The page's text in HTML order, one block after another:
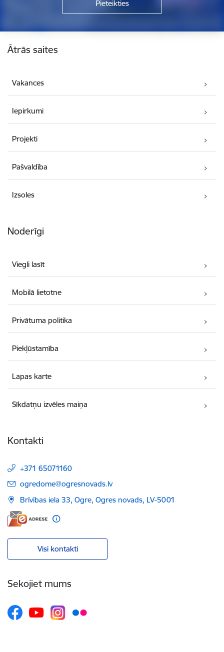
Ātrās saites
Vakances
Iepirkumi
Projekti
Pašvaldība
Izsoles
Noderīgi
Viegli lasīt
Mobilā lietotne
Privātuma politika
Piekļūstamība
Lapas karte
Sīkdatņu izvēles maiņa
Kontakti
+371 65071160
E-pasts:
ogredome@ogresnovads.lv
Brīvības iela 33, Ogre, Ogres novads, LV-5001
Visi kontakti
Sekojiet mums